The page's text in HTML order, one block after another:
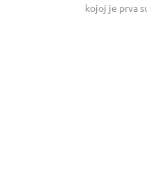
kojoj je prva